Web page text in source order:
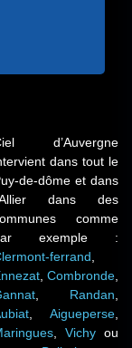
d’Auvergne
dans tout le
de-dôme et dans
dans des
comme
exemple :
ferrand
, Combronde,
, Randan
, Aigueperse,
, Vichyou